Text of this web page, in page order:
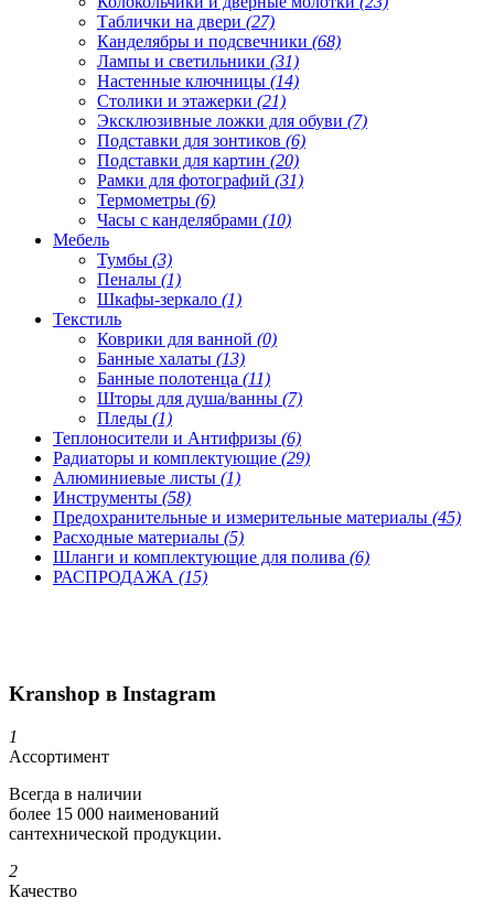
Таблички на двери (27)
Канделябры и подсвечники (68)
Лампы и светильники (31)
Настенные ключницы (14)
Столики и этажерки (21)
Эксклюзивные ложки для обуви (7)
Подставки для зонтиков (6)
Подставки для картин (20)
Рамки для фотографий (31)
Термометры (6)
Часы с канделябрами (10)
Мебель
Тумбы (3)
Пеналы (1)
Шкафы-зеркало (1)
Текстиль
Коврики для ванной (0)
Банные халаты (13)
Банные полотенца (11)
Шторы для душа/ванны (7)
Пледы (1)
Теплоносители и Антифризы (6)
Радиаторы и комплектующие (29)
Алюминиевые листы (1)
Инструменты (58)
Предохранительные и измерительные материалы (45)
Расходные материалы (5)
Шланги и комплектующие для полива (6)
РАСПРОДАЖА (15)
Kranshop в Instagram
1
Ассортимент
Всегда в наличии
более 15 000 наименований
сантехнической продукции.
2
Качество